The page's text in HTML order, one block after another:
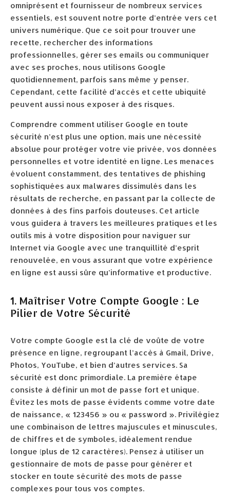
omniprésent et fournisseur de nombreux services
essentiels, est souvent notre porte d’entrée vers cet
univers numérique. Que ce soit pour trouver une
recette, rechercher des informations
professionnelles, gérer ses emails ou communiquer
avec ses proches, nous utilisons Google
quotidiennement, parfois sans même y penser.
Cependant, cette facilité d’accès et cette ubiquité
peuvent aussi nous exposer à des risques.
Comprendre comment utiliser Google en toute
sécurité n’est plus une option, mais une nécessité
absolue pour protéger votre vie privée, vos données
personnelles et votre identité en ligne. Les menaces
évoluent constamment, des tentatives de phishing
sophistiquées aux malwares dissimulés dans les
résultats de recherche, en passant par la collecte de
données à des fins parfois douteuses. Cet article
vous guidera à travers les meilleures pratiques et les
outils mis à votre disposition pour naviguer sur
Internet via Google avec une tranquillité d’esprit
renouvelée, en vous assurant que votre expérience
en ligne est aussi sûre qu’informative et productive.
1. Maîtriser Votre Compte Google : Le
Pilier de Votre Sécurité
Votre compte Google est la clé de voûte de votre
présence en ligne, regroupant l’accès à Gmail, Drive,
Photos, YouTube, et bien d’autres services. Sa
sécurité est donc primordiale. La première étape
consiste à définir un mot de passe fort et unique.
Évitez les mots de passe évidents comme votre date
de naissance, « 123456 » ou « password ». Privilégiez
une combinaison de lettres majuscules et minuscules,
de chiffres et de symboles, idéalement rendue
longue (plus de 12 caractères). Pensez à utiliser un
gestionnaire de mots de passe pour générer et
stocker en toute sécurité des mots de passe
complexes pour tous vos comptes.